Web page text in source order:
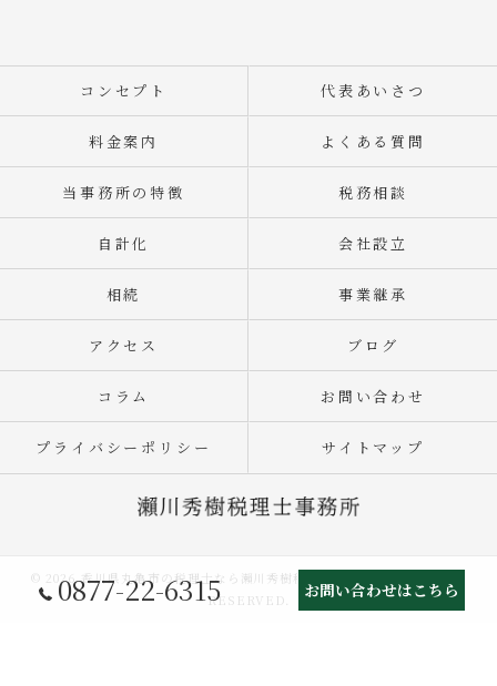
0877-22-6315 お問い合わせはこちら
コンセプト 代表あいさつ
料金案内 よくある質問
当事務所の特徴 税務相談
自計化 会社設立
相続 事業継承
アクセス ブログ
コラム お問い合わせ
プライバシーポリシー サイトマップ
© 2026 香川県丸亀市の税理士なら瀨川秀樹税理士事務所 ALL RIGHTS
RESERVED.